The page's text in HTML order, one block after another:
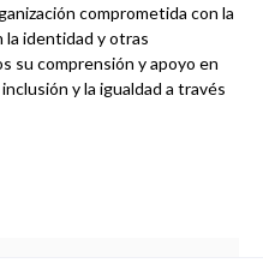
comprometida con la
la identidad y otras
su comprensión y apoyo en
y la igualdad a través